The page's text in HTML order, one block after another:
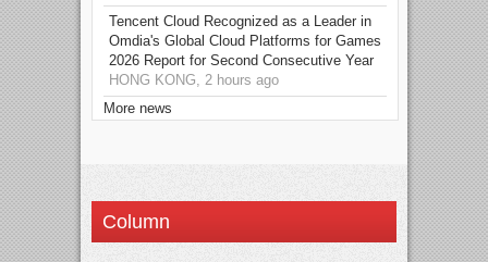
Tencent Cloud Recognized as a Leader in
Omdia's Global Cloud Platforms for Games
2026 Report for Second Consecutive Year
HONG KONG, 2 hours ago
More news
Column